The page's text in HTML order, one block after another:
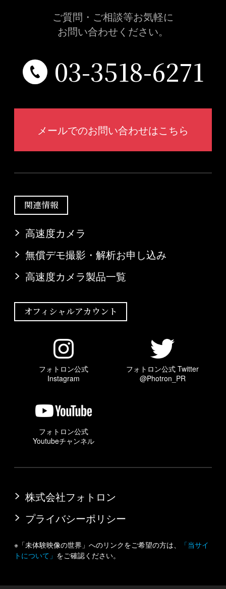
ご質問・ご相談等お気軽に
お問い合わせください。
03-3518-6271
メールでのお問い合わせはこちら
関連情報
高速度カメラ
無償デモ撮影・解析お申し込み
高速度カメラ製品一覧
オフィシャルアカウント
フォトロン公式
Instagram
フォトロン公式 Twitter
@Photron_PR
フォトロン公式
Youtubeチャンネル
株式会社フォトロン
プライバシーポリシー
※「未体験映像の世界」へのリンクをご希望の方は、
「当サイ
トについて」 をご確認ください。